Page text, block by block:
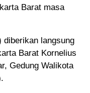
Barat masa
diberikan langsung
Barat Kornelius
Gedung Walikota